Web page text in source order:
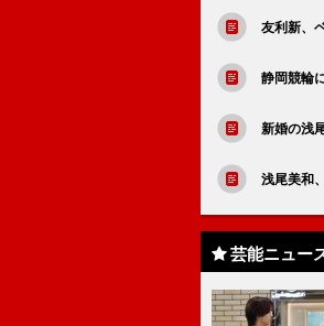
友利新、
静岡競輪
新婚の浅
浅尾美和
芸能ニュー